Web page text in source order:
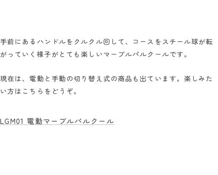
手前にあるハンドルをクルクル回して、コースをスチール球が転
がっていく様子がとても楽しいマーブルパルクールです。
現在は、電動と手動の切り替え式の商品も出ています。楽しみた
い方はこちらをどうぞ。
LGM01 電動マーブルパルクール